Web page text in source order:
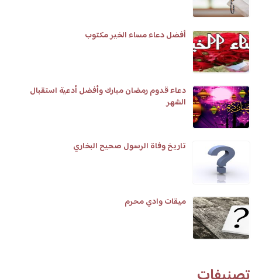
أفضل دعاء مساء الخير مكتوب
دعاء قدوم رمضان مبارك وأفضل أدعية استقبال
الشهر
تاريخ وفاة الرسول صحيح البخاري
ميقات وادي محرم